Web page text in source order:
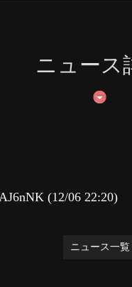
ニュース
(12/06 22:20)
ニュース一覧